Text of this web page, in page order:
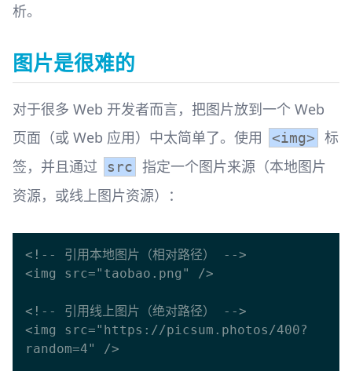
析。
图片是很难的
对于很多 Web 开发者而言，把图片放到一个 Web
页面（或 Web 应用）中太简单了。使用
<img>
标
签，并且通过
src
指定一个图片来源（本地图片
资源，或线上图片资源）：
<!-- 引用本地图片（相对路径） -->
<img src="taobao.png" />
<!-- 引用线上图片（绝对路径） -->
<img src="https://picsum.photos/400?